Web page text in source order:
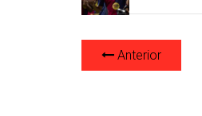
Anterior